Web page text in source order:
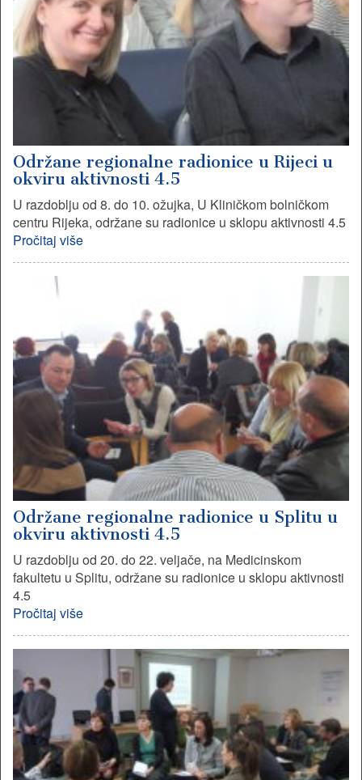
Održane regionalne radionice u Rijeci u
okviru aktivnosti 4.5
U razdoblju od 8. do 10. ožujka, U Kliničkom bolničkom
centru Rijeka, održane su radionice u sklopu aktivnosti 4.5
Pročitaj više
Održane regionalne radionice u Splitu u
okviru aktivnosti 4.5
U razdoblju od 20. do 22. veljače, na Medicinskom
fakultetu u Splitu, održane su radionice u sklopu aktivnosti
4.5
Pročitaj više